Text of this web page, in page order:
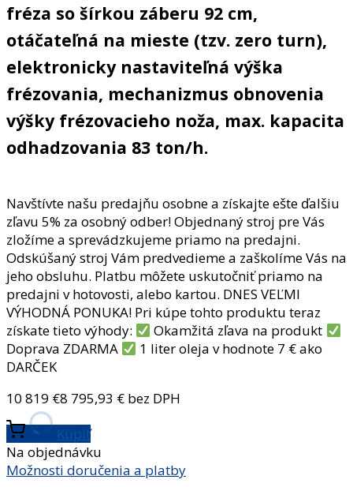
fréza so šírkou záberu 92 cm,
otáčateľná na mieste (tzv. zero turn),
elektronicky nastaviteľná výška
frézovania, mechanizmus obnovenia
výšky frézovacieho noža, max. kapacita
odhadzovania 83 ton/h.
Navštívte našu predajňu osobne a získajte ešte ďalšiu
zľavu 5% za osobný odber! Objednaný stroj pre Vás
zložíme a sprevádzkujeme priamo na predajni.
Odskúšaný stroj Vám predvedieme a zaškolíme Vás na
jeho obsluhu. Platbu môžete uskutočniť priamo na
predajni v hotovosti, alebo kartou. DNES VEĽMI
VÝHODNÁ PONUKA! Pri kúpe tohto produktu teraz
získate tieto výhody:
Okamžitá zľava na produkt
Doprava ZDARMA
1 liter oleja v hodnote 7 € ako
DARČEK
10 819 €8 795,93 € bez DPH
Kúpiť
Na objednávku
Možnosti doručenia a platby